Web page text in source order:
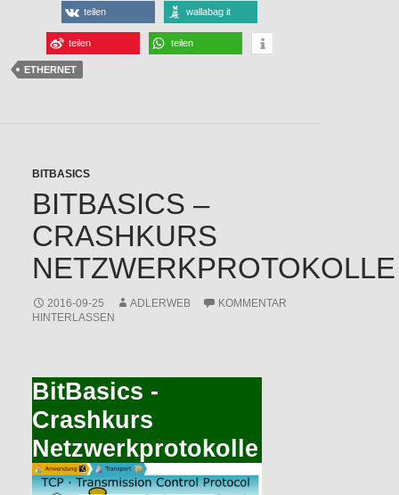
teilen wallabag it
teilen teilen
ETHERNET
BITBASICS
BITBASICS –
CRASHKURS
NETZWERKPROTOKOLLE
2016-09-25 ADLERWEB
KOMMENTAR
HINTERLASSEN
BitBasics -
Crashkurs
Netzwerkprotokolle